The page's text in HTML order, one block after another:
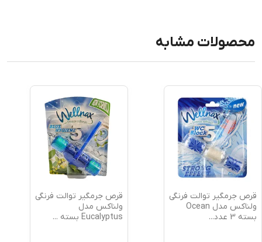
محصولات مشابه
قرص جرمگیر توالت فرنگی
ولناکس مدل Ocean
بسته 3 عدد
...
قرص جرمگیر توالت فرنگی
ولناکس مدل
Eucalyptus بسته
...